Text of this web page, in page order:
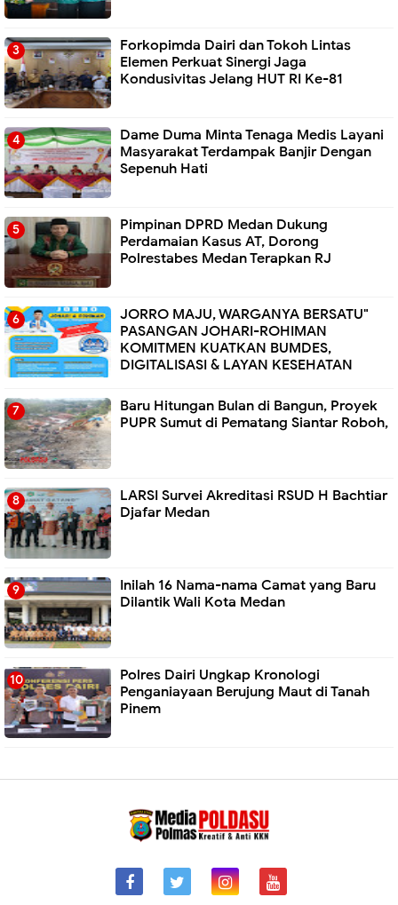
Forkopimda Dairi dan Tokoh Lintas
Elemen Perkuat Sinergi Jaga
Kondusivitas Jelang HUT RI Ke-81
Dame Duma Minta Tenaga Medis Layani
Masyarakat Terdampak Banjir Dengan
Sepenuh Hati
Pimpinan DPRD Medan Dukung
Perdamaian Kasus AT, Dorong
Polrestabes Medan Terapkan RJ
JORRO MAJU, WARGANYA BERSATU"
PASANGAN JOHARI-ROHIMAN
KOMITMEN KUATKAN BUMDES,
DIGITALISASI & LAYAN KESEHATAN
Baru Hitungan Bulan di Bangun, Proyek
PUPR Sumut di Pematang Siantar Roboh,
LARSI Survei Akreditasi RSUD H Bachtiar
Djafar Medan
Inilah 16 Nama-nama Camat yang Baru
Dilantik Wali Kota Medan
Polres Dairi Ungkap Kronologi
Penganiayaan Berujung Maut di Tanah
Pinem